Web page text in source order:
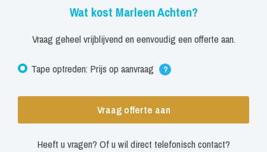
Wat kost Marleen Achten?
Vraag geheel vrijblijvend en eenvoudig een offerte aan.
Tape optreden: Prijs op aanvraag ?
Vraag offerte aan
Heeft u vragen? Of u wil direct telefonisch contact?